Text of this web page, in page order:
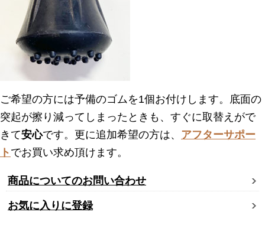
ご希望の方には予備のゴムを1個お付けします。底面の
突起が擦り減ってしまったときも、すぐに取替えがで
きて安心です。更に追加希望の方は、 アフターサポー
ト でお買い求め頂けます。
商品についてのお問い合わせ
お気に入りに登録